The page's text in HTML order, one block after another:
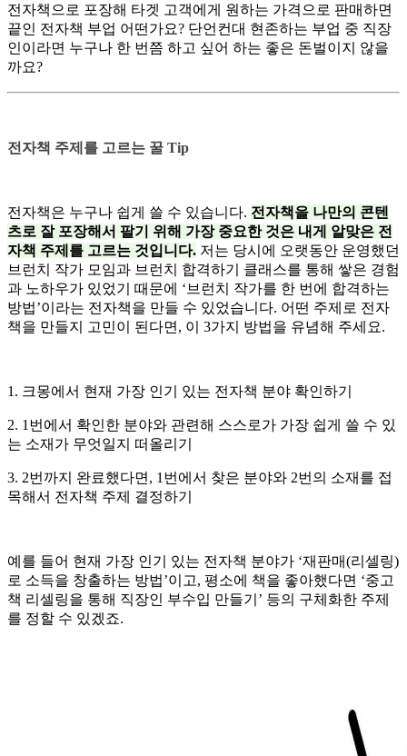
전자책으로 포장해 타겟 고객에게 원하는 가격으로 판매하면
끝인 전자책 부업 어떤가요? 단언컨대 현존하는 부업 중 직장
인이라면 누구나 한 번쯤 하고 싶어 하는 좋은 돈벌이지 않을
까요?
전자책 주제를 고르는 꿀 Tip
전자책은 누구나 쉽게 쓸 수 있습니다. 전자책을 나만의 콘텐
츠로 잘 포장해서 팔기 위해 가장 중요한 것은 내게 알맞은 전
자책 주제를 고르는 것입니다. 저는 당시에 오랫동안 운영했던
브런치 작가 모임과 브런치 합격하기 클래스를 통해 쌓은 경험
과 노하우가 있었기 때문에 ‘브런치 작가를 한 번에 합격하는
방법’이라는 전자책을 만들 수 있었습니다. 어떤 주제로 전자
책을 만들지 고민이 된다면, 이 3가지 방법을 유념해 주세요.
1. 크몽에서 현재 가장 인기 있는 전자책 분야 확인하기
2. 1번에서 확인한 분야와 관련해 스스로가 가장 쉽게 쓸 수 있
는 소재가 무엇일지 떠올리기
3. 2번까지 완료했다면, 1번에서 찾은 분야와 2번의 소재를 접
목해서 전자책 주제 결정하기
예를 들어 현재 가장 인기 있는 전자책 분야가 ‘재판매(리셀링)
로 소득을 창출하는 방법’이고, 평소에 책을 좋아했다면 ‘중고
책 리셀링을 통해 직장인 부수입 만들기’ 등의 구체화한 주제
를 정할 수 있겠죠.